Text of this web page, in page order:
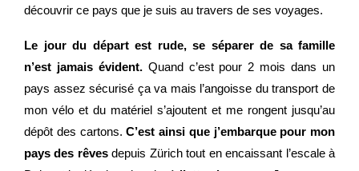
découvrir ce pays que je suis au travers de ses voyages.
Le jour du départ est rude, se séparer de sa famille
n’est jamais évident.Quand c’est pour 2 mois dans un
pays assez sécurisé ça va mais l’angoisse du transport de
mon vélo et du matériel s’ajoutent et me rongent jusqu’au
dépôt des cartons.C’est ainsi que j’embarque pour mon
pays des rêvesdepuis Zürich tout en encaissant l’escale à